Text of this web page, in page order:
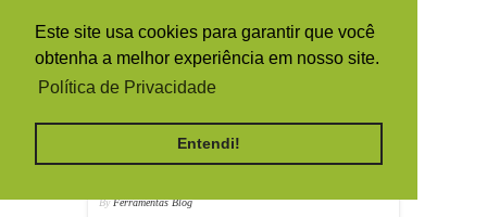
Este site usa cookies para garantir que você
obtenha a melhor experiência em nosso site.
Política de Privacidade
Entendi!
TRADUTOR / TRANSLATE
ByFerramentas Blog